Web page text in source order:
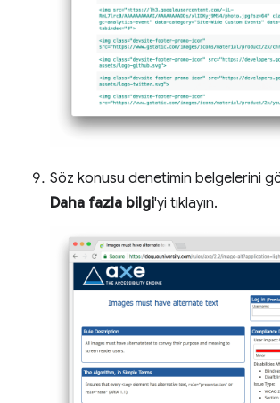
Söz konusu denetimin belgelerini
Daha fazla bilgi'yi tıklayın.